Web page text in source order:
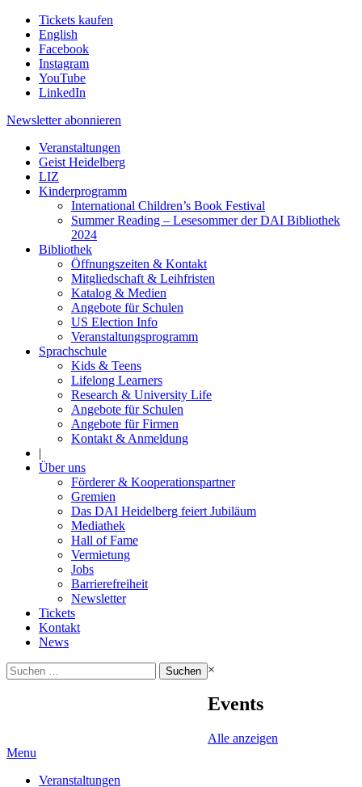
Tickets kaufen
English
Facebook
Instagram
YouTube
LinkedIn
Newsletter abonnieren
Veranstaltungen
Geist Heidelberg
LIZ
Kinderprogramm
International Children’s Book Festival
Summer Reading – Lesesommer der DAI Bibliothek
2024
Bibliothek
Öffnungszeiten & Kontakt
Mitgliedschaft & Leihfristen
Katalog & Medien
Angebote für Schulen
US Election Info
Veranstaltungsprogramm
Sprachschule
Kids & Teens
Lifelong Learners
Research & University Life
Angebote für Schulen
Angebote für Firmen
Kontakt & Anmeldung
|
Über uns
Förderer & Kooperationspartner
Gremien
Das DAI Heidelberg feiert Jubiläum
Mediathek
Hall of Fame
Vermietung
Jobs
Barrierefreiheit
Newsletter
Tickets
Kontakt
News
Suchen
nach:
×
Events
Alle anzeigen
Menu
Veranstaltungen